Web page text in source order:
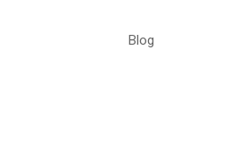
Blog